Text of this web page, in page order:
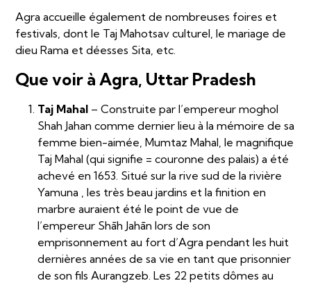
Agra accueille également de nombreuses foires et
festivals, dont le Taj Mahotsav culturel, le mariage de
dieu Rama et déesses Sita, etc.
Que voir à Agra, Uttar Pradesh
Taj Mahal – Construite par l’empereur moghol
Shah Jahan comme dernier lieu à la mémoire de sa
femme bien-aimée, Mumtaz Mahal, le magnifique
Taj Mahal (qui signifie = couronne des palais) a été
achevé en 1653. Situé sur la rive sud de la rivière
Yamuna , les très beau jardins et la finition en
marbre auraient été le point de vue de
l’empereur Shāh Jahān lors de son
emprisonnement au fort d’Agra pendant les huit
dernières années de sa vie en tant que prisonnier
de son fils Aurangzeb. Les 22 petits dômes au